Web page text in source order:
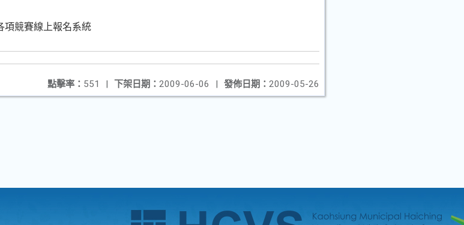
項競賽線上報名系統
發佈日期： 2009-05-26
下架日期： 2009-06-06 |
點擊率： 551 |